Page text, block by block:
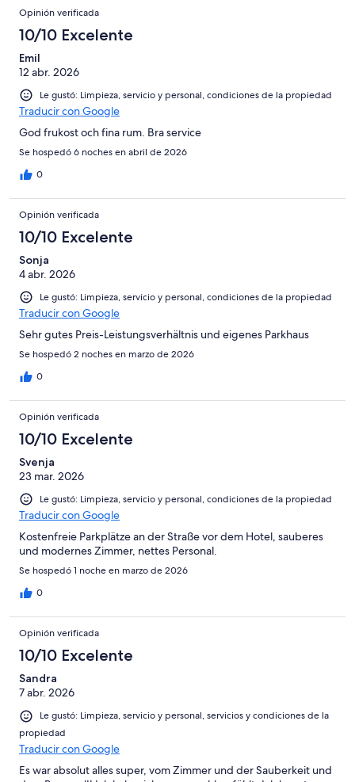
Opinión verificada
10/10 Excelente
Emil
12 abr. 2026
Le gustó: Limpieza, servicio y personal, condiciones de la propiedad
Traducir con Google
God frukost och fina rum. Bra service
Se hospedó 6 noches en abril de 2026
0
Opinión verificada
10/10 Excelente
Sonja
4 abr. 2026
Le gustó: Limpieza, servicio y personal, condiciones de la propiedad
Traducir con Google
Sehr gutes Preis-Leistungsverhältnis und eigenes Parkhaus
Se hospedó 2 noches en marzo de 2026
0
Opinión verificada
10/10 Excelente
Svenja
23 mar. 2026
Le gustó: Limpieza, servicio y personal, condiciones de la propiedad
Traducir con Google
Kostenfreie Parkplätze an der Straße vor dem Hotel, sauberes
und modernes Zimmer, nettes Personal.
Se hospedó 1 noche en marzo de 2026
0
Opinión verificada
10/10 Excelente
Sandra
7 abr. 2026
Le gustó: Limpieza, servicio y personal, servicios y condiciones de la
propiedad
Traducir con Google
Es war absolut alles super, vom Zimmer und der Sauberkeit und